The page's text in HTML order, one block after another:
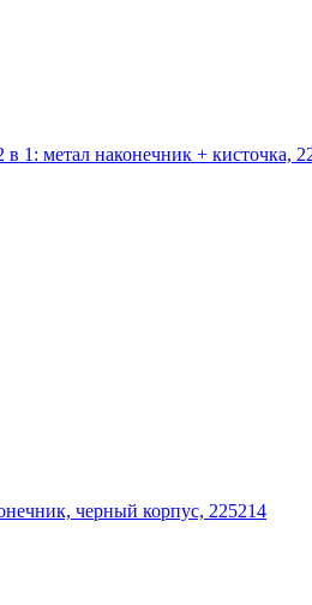
1: метал наконечник + кисточка,
черный корпус, 225214